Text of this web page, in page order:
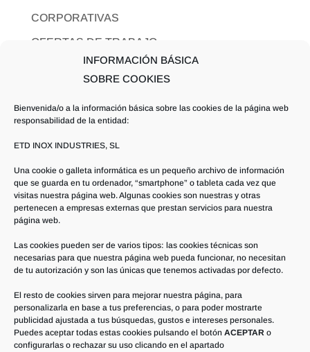
INFORMACIÓN BÁSICA
SOBRE COOKIES
Bienvenida/o a la información básica sobre las cookies de la página web
responsabilidad de la entidad:
ETD INOX INDUSTRIES, SL
Una cookie o galleta informática es un pequeño archivo de información
que se guarda en tu ordenador, “smartphone” o tableta cada vez que
visitas nuestra página web. Algunas cookies son nuestras y otras
pertenecen a empresas externas que prestan servicios para nuestra
página web.
Las cookies pueden ser de varios tipos: las cookies técnicas son
necesarias para que nuestra página web pueda funcionar, no necesitan
de tu autorización y son las únicas que tenemos activadas por defecto.
El resto de cookies sirven para mejorar nuestra página, para
personalizarla en base a tus preferencias, o para poder mostrarte
publicidad ajustada a tus búsquedas, gustos e intereses personales.
Puedes aceptar todas estas cookies pulsando el botón ACEPTAR o
configurarlas o rechazar su uso clicando en el apartado
CORPORATIVAS
OFERTAS DE TRABAJO
RESPONSABILIDAD SOCIAL CORPORATIVA
Entradas Recientes
multifuncional adaptado para uso en entornos
ATEX
Desarrollo de un biorreactor compacto móvil de
escala industrial
(Proyectista)
Curso de Soldadura TIG – Cruz Roja
Madrigueras
Celebrando 25 Años de Innovación y Calidad con
EtD INOX INDUSTRIES